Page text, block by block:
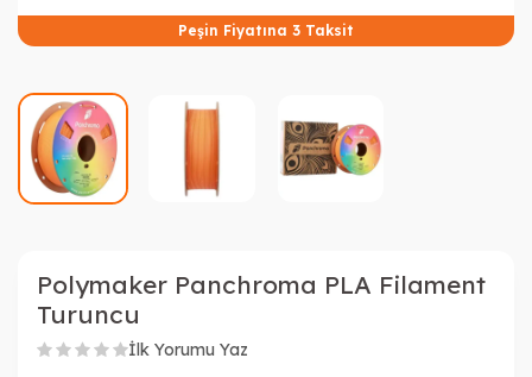
Peşin Fiyatına 3 Taksit
Polymaker Panchroma PLA Filament
Turuncu
İlk Yorumu Yaz